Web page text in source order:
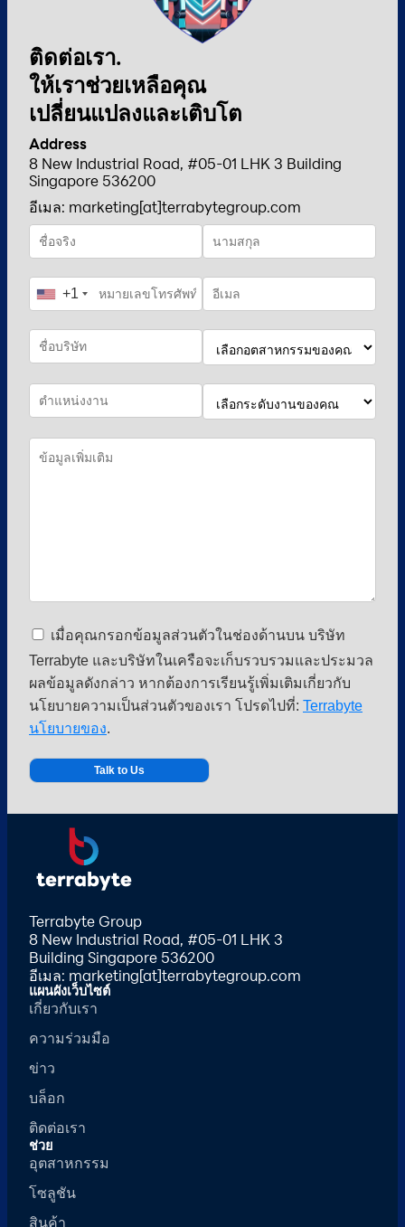
ติดต่อเรา.
ให้เราช่วยเหลือคุณ
เปลี่ยนแปลงและเติบโต
Address
8 New Industrial Road, #05-01 LHK 3 Building
Singapore 536200
อีเมล: marketing[at]terrabytegroup.com
+1
เมื่อคุณกรอกข้อมูลส่วนตัวในช่องด้านบน บริษัท
Terrabyte และบริษัทในเครือจะเก็บรวบรวมและประมวล
ผลข้อมูลดังกล่าว หากต้องการเรียนรู้เพิ่มเติมเกี่ยวกับ
นโยบายความเป็นส่วนตัวของเรา โปรดไปที่: Terrabyte
นโยบายของ.
Terrabyte Group
8 New Industrial Road, #05-01 LHK 3
Building Singapore 536200
อีเมล: marketing[at]terrabytegroup.com
แผนผังเว็บไซต์
เกี่ยวกับเรา
ความร่วมมือ
ข่าว
บล็อก
ติดต่อเรา
ช่วย
อุตสาหกรรม
โซลูชัน
สินค้า